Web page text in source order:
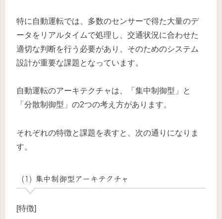
特に自動運転では、多数のセンサーで得た大量のデ
ータをリアルタイムで処理し、交通状況に合わせた
適切な判断を行う必要があり、そのためのシステム
設計が重要な課題となっています。
自動運転のアーキテクチャは、「集中制御型」と
「分散制御型」の2つの考え方があります。
それぞれの特徴と課題を表すと、次の通りになりま
す。
(1) 集中制御型アーキテクチャ
[特徴]